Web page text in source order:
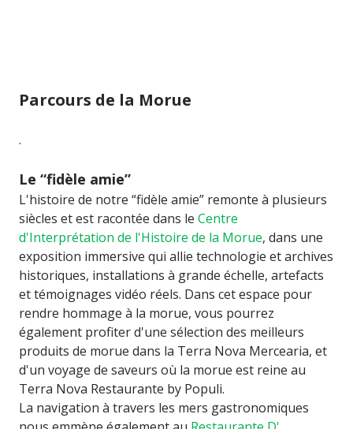
Parcours de la Morue
.
Le “fidèle amie”
L'histoire de notre “fidèle amie” remonte à plusieurs
siècles et est racontée dans le Centre
d'Interprétation de l'Histoire de la Morue, dans une
exposition immersive qui allie technologie et archives
historiques, installations à grande échelle, artefacts
et témoignages vidéo réels. Dans cet espace pour
rendre hommage à la morue, vous pourrez
également profiter d'une sélection des meilleurs
produits de morue dans la Terra Nova Mercearia, et
d'un voyage de saveurs où la morue est reine au
Terra Nova Restaurante by Populi.
La navigation à travers les mers gastronomiques